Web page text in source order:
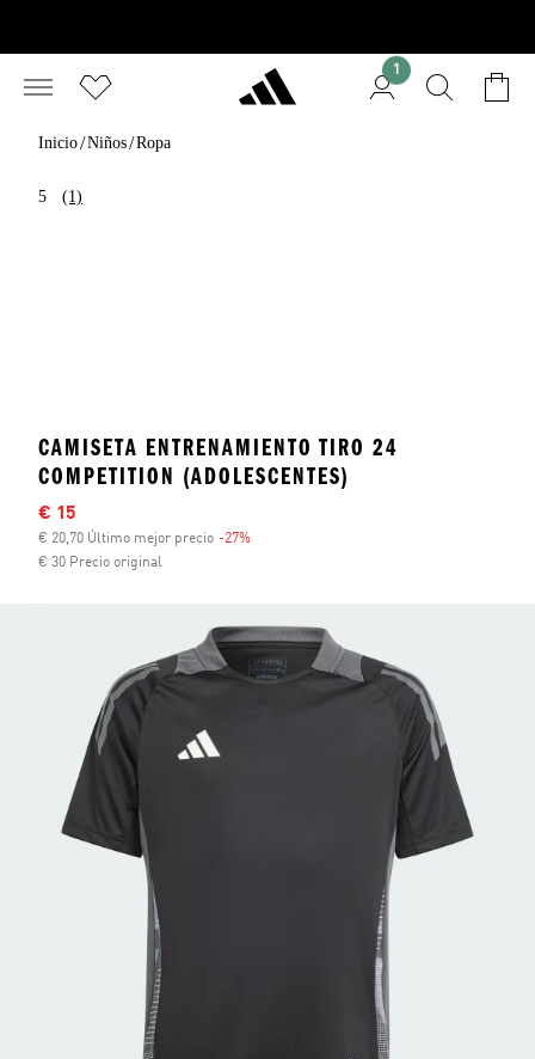
1
Inicio/Niños/Ropa
5 (1)
CAMISETA ENTRENAMIENTO TIRO 24
COMPETITION (ADOLESCENTES)
Precio rebajado
€ 15
€ 20,70 Último mejor precio -27%
€ 30 Precio original